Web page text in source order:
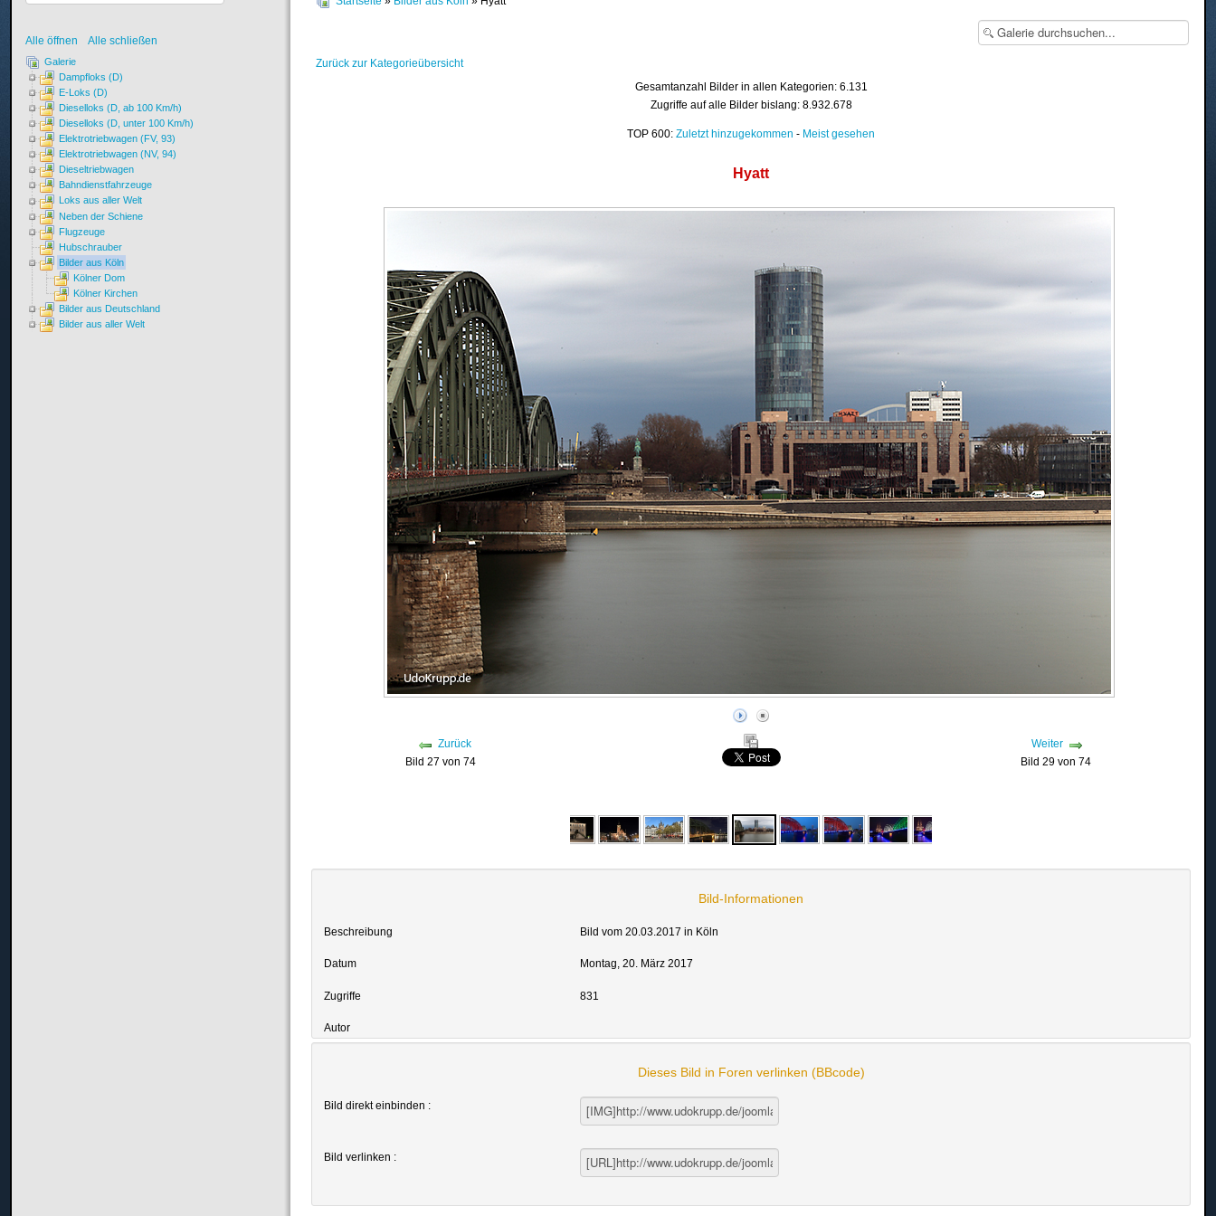
Zurück zur Kategorieübersicht
Gesamtanzahl Bilder in allen Kategorien: 6.131
Zugriffe auf alle Bilder bislang: 8.932.678
TOP 600:Zuletzt hinzugekommen - Meist gesehen
Hyatt
Zurück
Bild 27 von 74
Weiter
Bild 29 von 74
Bild-Informationen
Beschreibung Bild vom 20.03.2017 in Köln
Datum Montag, 20. März 2017
Zugriffe 831
Autor
Dieses Bild in Foren verlinken (BBcode)
Bild direkt einbinden :
Bild verlinken :
Alle öffnen Alle schließen
Galerie
Dampfloks (D)
E-Loks (D)
Dieselloks (D, ab 100 Km/h)
Dieselloks (D, unter 100 Km/h)
Elektrotriebwagen (FV, 93)
Elektrotriebwagen (NV, 94)
Dieseltriebwagen
Bahndienstfahrzeuge
Loks aus aller Welt
Neben der Schiene
Flugzeuge
Hubschrauber
Bilder aus Köln
Kölner Dom
Kölner Kirchen
Bilder aus Deutschland
Bilder aus aller Welt